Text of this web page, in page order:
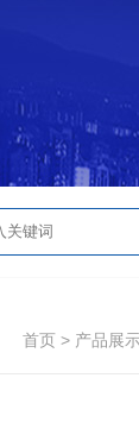
首页 > 产品展